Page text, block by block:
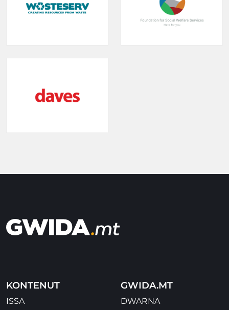
KONTENUT
ISSA
GWIDA.MT
DWARNA